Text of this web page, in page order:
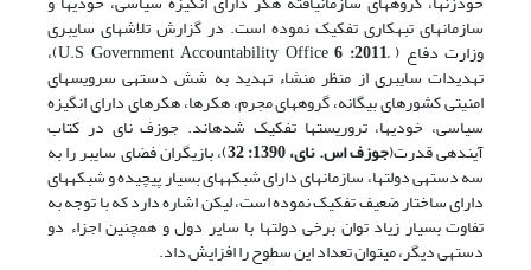
سازمان­های تبهکاری تفکیک نموده است. در گزارش تلاش­های سایبری
وزارت دفاع (,2011: 6 U.S Government Accountability Office)،
تهدیدات سایبری از منظر منشاء تهدید به شش دسته­ی سرویس­های
امنیتی کشورهای بیگانه، گروه­های مجرم، هکرها، هکرهای دارای انگیزه
سیاسی، خودی­ها، تروریست­ها تفکیک شده­اند. جوزف نای در کتاب
آینده­ی قدرت(جوزف اس. نای، 1390: 32 )، بازیگران فضای سایبر را به
سه دسته­ی دولت­ها، سازمان­های دارای شبکه­های بسیار پیچیده و شبکه­های
دارای ساختار ضعیف تفکیک نموده است، لیکن اشاره دارد که با توجه به
تفاوت بسیار زیاد توان برخی دولت­ها با سایر دول و همچنین اجزاء دو
دسته­ی دیگر، می­توان تعداد این سطوح را افزایش داد.